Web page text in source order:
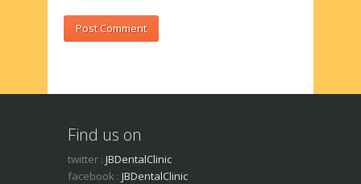
Find us on
twitter : JBDentalClinic
facebook : JBDentalClinic